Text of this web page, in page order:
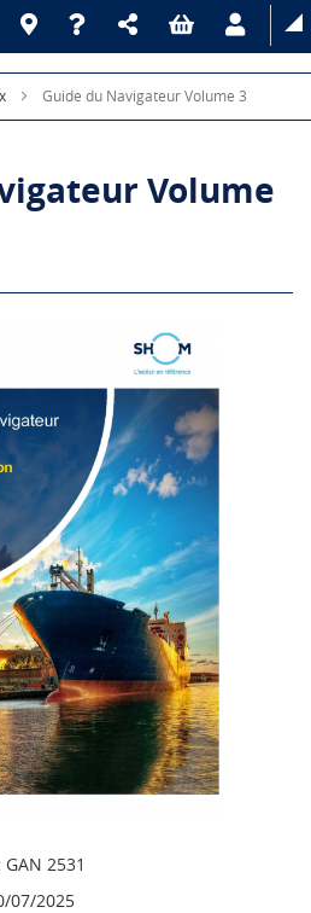
Guide du Navigateur Volume 3
Volume
GAN 2531
07/2025